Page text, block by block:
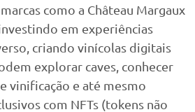
como a Château Margaux
em experiências
criando vinícolas digitais
explorar caves, conhecer
vinificação e até mesmo
com NFTs (tokens não